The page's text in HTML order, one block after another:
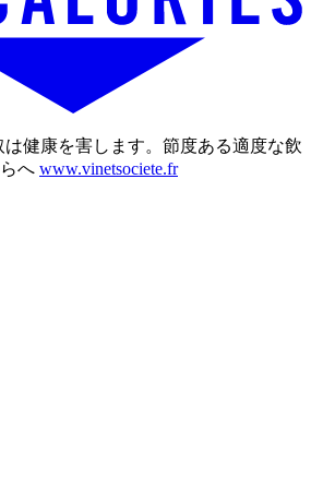
健康を害します。節度ある適度な飲
へ www.vinetsociete.fr